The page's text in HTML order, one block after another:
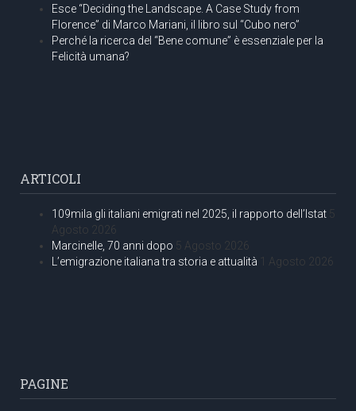
Esce “Deciding the Landscape. A Case Study from
Florence” di Marco Mariani, il libro sul “Cubo nero”
Perché la ricerca del “Bene comune” è essenziale per la
Felicità umana?
ARTICOLI
109mila gli italiani emigrati nel 2025, il rapporto dell’Istat 5
Agosto 2026
Marcinelle, 70 anni dopo 5 Agosto 2026
L’emigrazione italiana tra storia e attualità 1 Agosto 2026
PAGINE